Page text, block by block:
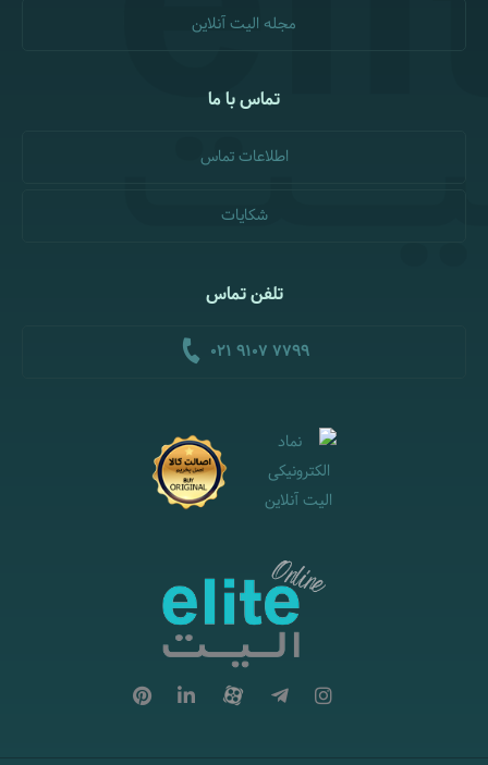
مجله الیت آنلاین
تماس با ما
اطلاعات تماس
شکایات
تلفن تماس
021 9107 7799